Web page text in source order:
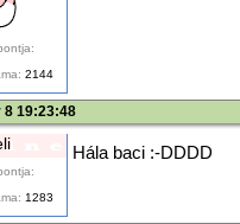
2144
8 19:23:48
1283
Hála baci :-DDDD